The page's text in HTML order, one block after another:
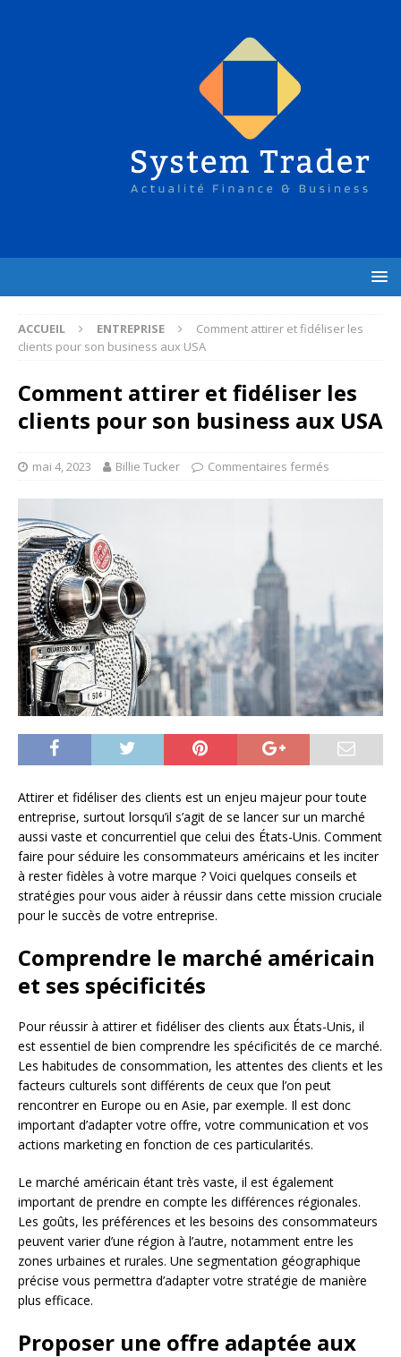
ACCUEIL ENTREPRISE
Comment attirer et fidéliser les
clients pour son business aux USA
Comment attirer et fidéliser les
clients pour son business aux USA
mai 4, 2023 Billie Tucker Commentaires fermés
Attirer et fidéliser des clients est un enjeu majeur pour toute
entreprise, surtout lorsqu’il s’agit de se lancer sur un marché
aussi vaste et concurrentiel que celui des États-Unis. Comment
faire pour séduire les consommateurs américains et les inciter
à rester fidèles à votre marque ? Voici quelques conseils et
stratégies pour vous aider à réussir dans cette mission cruciale
pour le succès de votre entreprise.
Comprendre le marché américain
et ses spécificités
Pour réussir à attirer et fidéliser des clients aux États-Unis, il
est essentiel de bien comprendre les spécificités de ce marché.
Les habitudes de consommation, les attentes des clients et les
facteurs culturels sont différents de ceux que l’on peut
rencontrer en Europe ou en Asie, par exemple. Il est donc
important d’adapter votre offre, votre communication et vos
actions marketing en fonction de ces particularités.
Le marché américain étant très vaste, il est également
important de prendre en compte les différences régionales.
Les goûts, les préférences et les besoins des consommateurs
peuvent varier d’une région à l’autre, notamment entre les
zones urbaines et rurales. Une segmentation géographique
précise vous permettra d’adapter votre stratégie de manière
plus efficace.
Proposer une offre adaptée aux